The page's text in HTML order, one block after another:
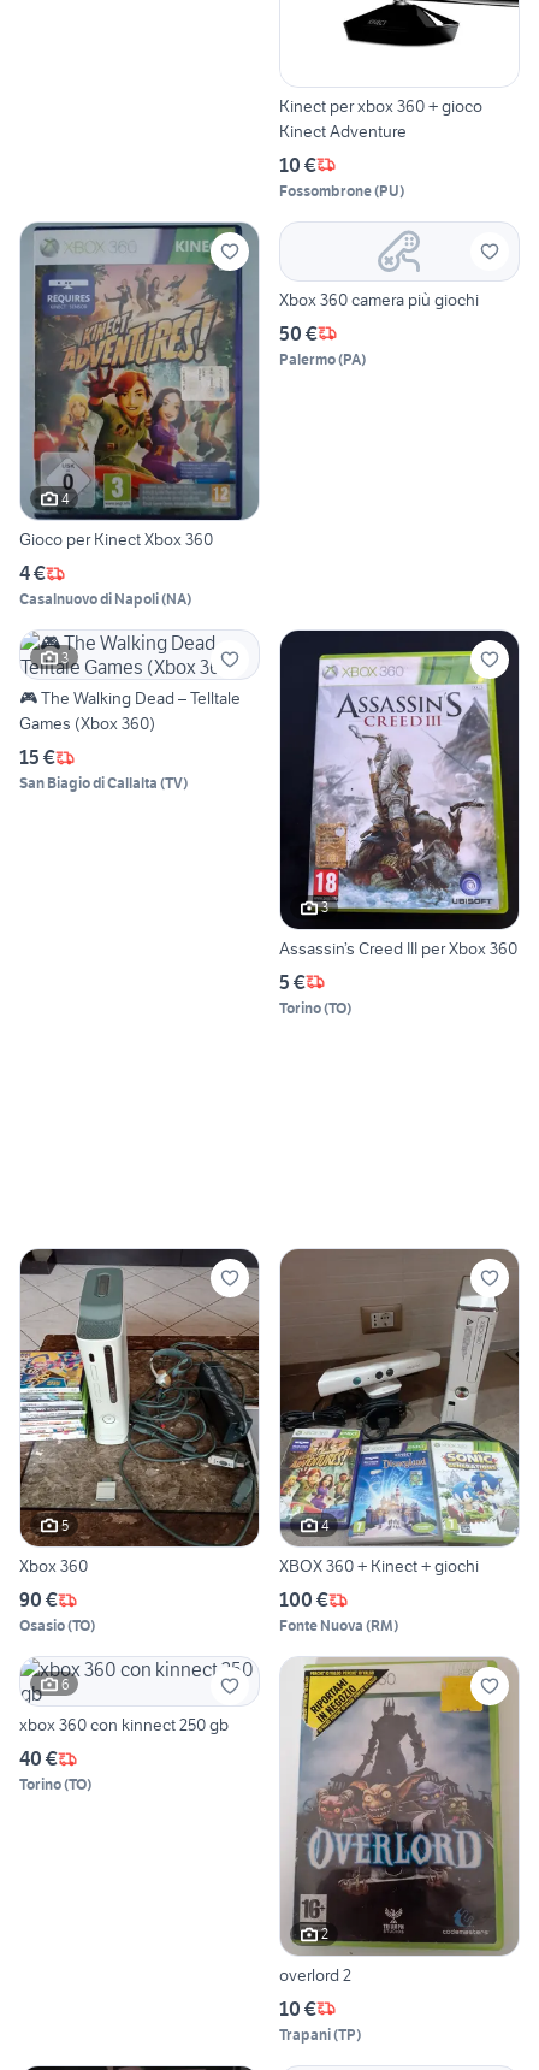
Kinect per xbox 360 + gioco
Kinect Adventure
10 €
Fossombrone(PU)
4
Gioco per Kinect Xbox 360
4 €
Casalnuovo di Napoli(NA)
Xbox 360 camera più giochi
50 €
Palermo(PA)
3
🎮 The Walking Dead – Telltale
Games (Xbox 360)
15 €
San Biagio di Callalta (TV)
3
Assassin’s Creed III per Xbox 360
5 €
Torino(TO)
5
Xbox 360
90 €
Osasio(TO)
4
XBOX 360 + Kinect + giochi
100 €
Fonte Nuova (RM)
6
xbox 360 con kinnect 250 gb
40 €
Torino(TO)
2
overlord 2
10 €
Trapani(TP)